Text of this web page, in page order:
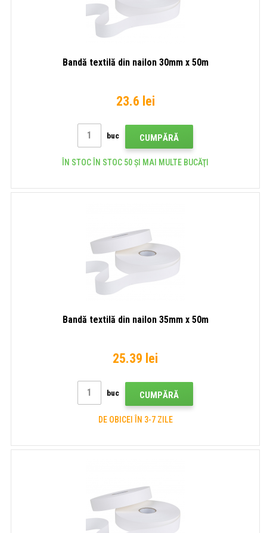
Bandă textilă din nailon 30mm x 50m
23.6 lei
buc CUMPĂRĂ
ÎN STOC ÎN STOC 50 ȘI MAI MULTE BUCĂŢI
Bandă textilă din nailon 35mm x 50m
25.39 lei
buc CUMPĂRĂ
DE OBICEI ÎN 3-7 ZILE